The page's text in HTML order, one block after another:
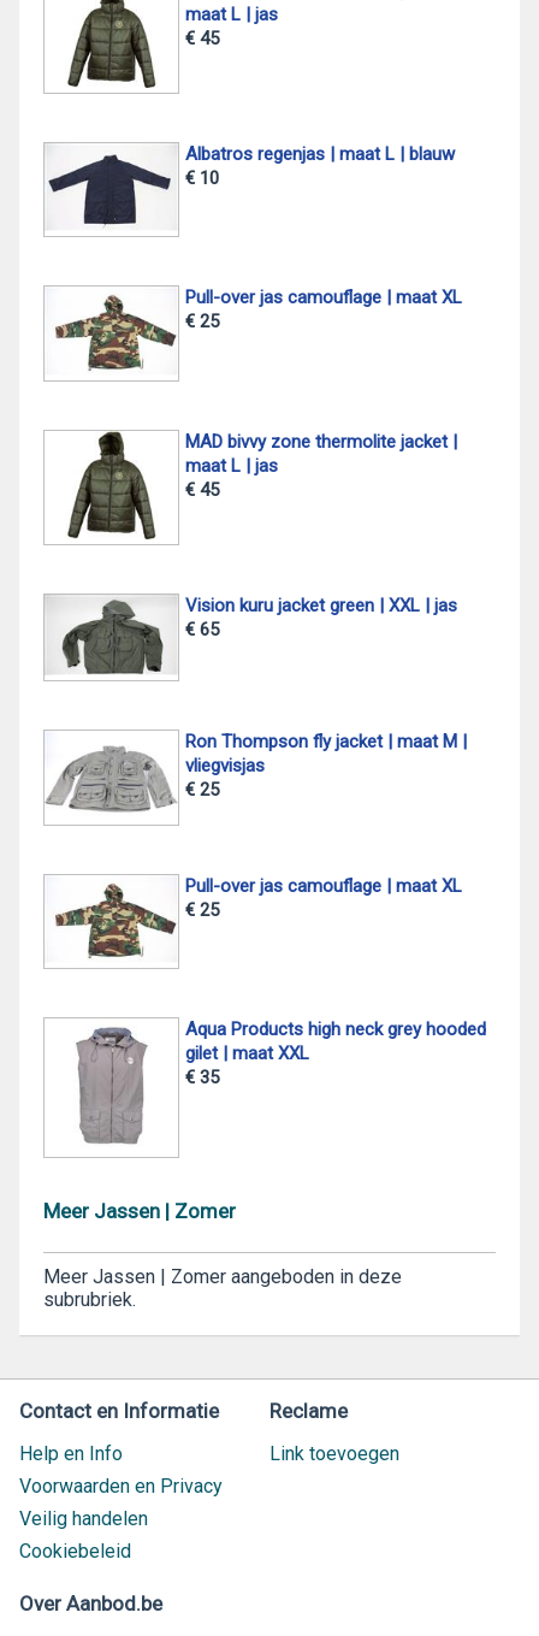
maat L | jas
€ 45
Albatros regenjas | maat L | blauw
€ 10
Pull-over jas camouflage | maat XL
€ 25
MAD bivvy zone thermolite jacket |
maat L | jas
€ 45
Vision kuru jacket green | XXL | jas
€ 65
Ron Thompson fly jacket | maat M |
vliegvisjas
€ 25
Pull-over jas camouflage | maat XL
€ 25
Aqua Products high neck grey hooded
gilet | maat XXL
€ 35
Meer Jassen | Zomer
Meer Jassen | Zomer aangeboden in deze
subrubriek.
Contact en Informatie
Help en Info
Voorwaarden en Privacy
Veilig handelen
Cookiebeleid
Reclame
Link toevoegen
Over Aanbod.be